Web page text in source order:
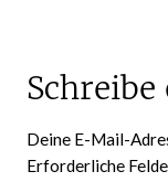
Deine E-Mail-
Erforderliche